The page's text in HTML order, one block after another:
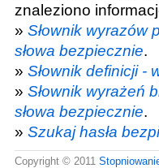
znaleziono
» Słownik wyrazów
słowa bezpiecznie.
» Słownik definicji -
» Słownik wyrażeń
słowa bezpiecznie.
» Szukaj hasła
Copyright © 2011